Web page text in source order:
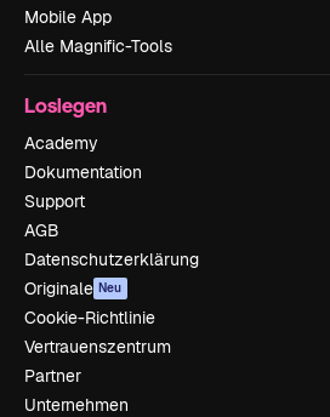
Mobile App
Alle Magnific-Tools
Loslegen
Academy
Dokumentation
Support
AGB
Datenschutzerklärung
Originale Neu
Cookie-Richtlinie
Vertrauenszentrum
Partner
Unternehmen